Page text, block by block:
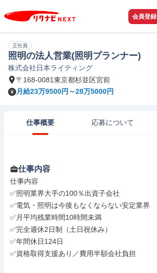
会員登録
正社員
照明の法人営業(照明プランナー)
株式会社日本ライティング
〒168-0081東京都杉並区宮前
月給23万9500円～28万5000円
仕事概要 応募について
仕事内容
仕事内容
✅照明業界大手の100％出資子会社
✅電気・照明は今後もなくならない安定業界
✅月平均残業時間10時間未満
✅完全週休2日制（土日祝休み）
✅年間休日124日
✅資格取得支援あり／費用半額会社負担